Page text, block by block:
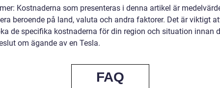
Kostnaderna som presenteras i denna artikel är
beroende på land, valuta och andra faktorer. Det är viktigt
de specifika kostnaderna för din region och situation innan
om ägande av en Tesla.
FAQ